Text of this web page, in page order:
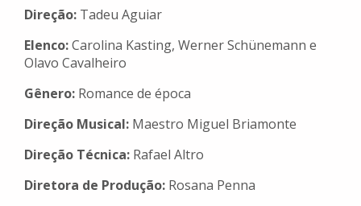
Direção: Tadeu Aguiar
Elenco:Carolina Kasting, Werner Schünemann e
Olavo Cavalheiro
Gênero: Romance de época
Direção Musical: Maestro Miguel Briamonte
Direção Técnica: Rafael Altro
Diretora de Produção: Rosana Penna